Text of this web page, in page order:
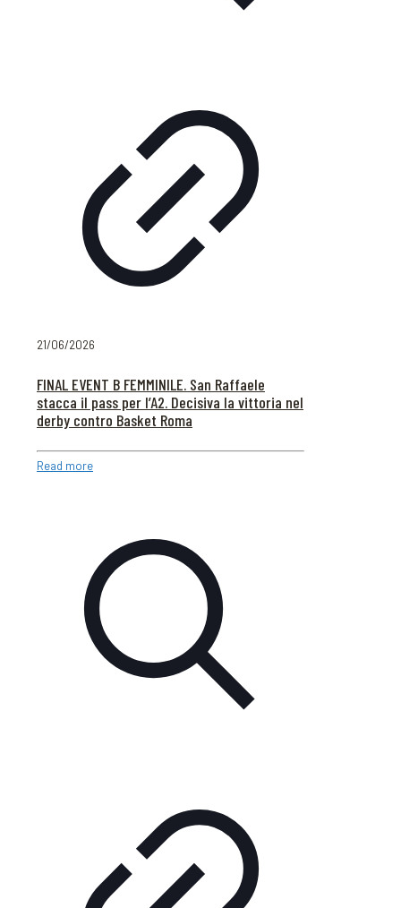
21/06/2026
FINAL EVENT B FEMMINILE. San Raffaele
stacca il pass per l’A2. Decisiva la vittoria nel
derby contro Basket Roma
Read more